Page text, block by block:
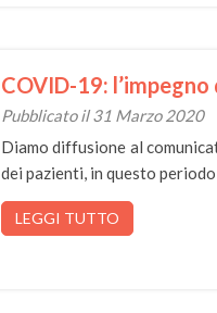
COVID-19: l’impegno
Pubblicato il 31 Marzo 2020
Diamo diffusione al
dei pazienti, in questo
LEGGI TUTTO